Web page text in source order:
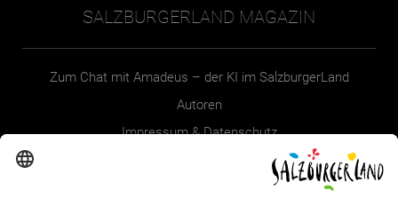
SALZBURGERLAND MAGAZIN
Zum Chat mit Amadeus – der KI im SalzburgerLand
Autoren
Impressum & Datenschutz
Erklärung zur Barrierefreiheit Magazin